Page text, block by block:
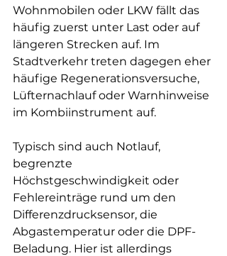
Wohnmobilen oder LKW fällt das
häufig zuerst unter Last oder auf
längeren Strecken auf. Im
Stadtverkehr treten dagegen eher
häufige Regenerationsversuche,
Lüfternachlauf oder Warnhinweise
im Kombiinstrument auf.
Typisch sind auch Notlauf,
begrenzte
Höchstgeschwindigkeit oder
Fehlereinträge rund um den
Differenzdrucksensor, die
Abgastemperatur oder die DPF-
Beladung. Hier ist allerdings